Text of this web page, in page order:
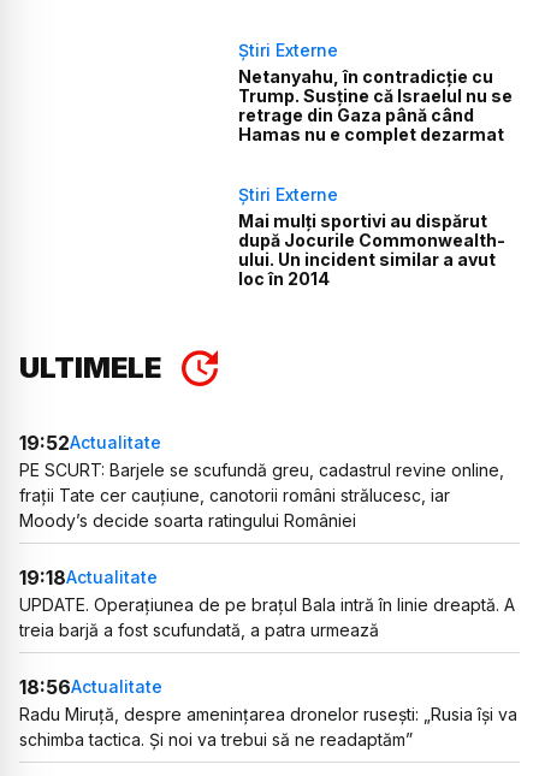
Știri Externe
Netanyahu, în contradicție cu
Trump. Susține că Israelul nu se
retrage din Gaza până când
Hamas nu e complet dezarmat
Știri Externe
Mai mulți sportivi au dispărut
după Jocurile Commonwealth-
ului. Un incident similar a avut
loc în 2014
ULTIMELE
19:52Actualitate
PE SCURT: Barjele se scufundă greu, cadastrul revine online,
frații Tate cer cauțiune, canotorii români strălucesc, iar
Moody’s decide soarta ratingului României
19:18Actualitate
UPDATE. Operațiunea de pe brațul Bala intră în linie dreaptă. A
treia barjă a fost scufundată, a patra urmează
18:56Actualitate
Radu Miruță, despre amenințarea dronelor rusești: „Rusia își va
schimba tactica. Și noi va trebui să ne readaptăm”